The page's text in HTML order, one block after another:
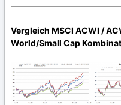
Vergleich MSCI ACWI /
World/Small Cap